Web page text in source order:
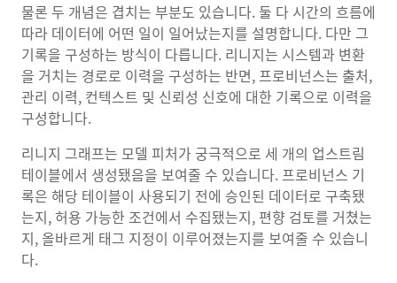
물론 두 개념은 겹치는 부분도 있습니다. 둘 다 시간의 흐름에
따라 데이터에 어떤 일이 일어났는지를 설명합니다. 다만 그
기록을 구성하는 방식이 다릅니다. 리니지는 시스템과 변환
을 거치는 경로로 이력을 구성하는 반면, 프로비넌스는 출처,
관리 이력, 컨텍스트 및 신뢰성 신호에 대한 기록으로 이력을
구성합니다.
리니지 그래프는 모델 피처가 궁극적으로 세 개의 업스트림
테이블에서 생성됐음을 보여줄 수 있습니다. 프로비넌스 기
록은 해당 테이블이 사용되기 전에 승인된 데이터로 구축됐
는지, 허용 가능한 조건에서 수집됐는지, 편향 검토를 거쳤는
지, 올바르게 태그 지정이 이루어졌는지를 보여줄 수 있습니
다.